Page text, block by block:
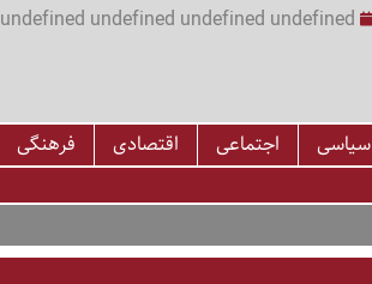
undefined undefined undefined undefined | ساعت undefined:undefined
سیاسی اجتماعی اقتصادی فرهنگی